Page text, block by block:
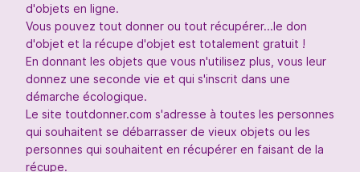
d'objets en ligne.
Vous pouvez tout donner ou tout récupérer...le don
d'objet et la récupe d'objet est totalement gratuit !
En donnant les objets que vous n'utilisez plus, vous leur
donnez une seconde vie et qui s'inscrit dans une
démarche écologique.
Le site toutdonner.com s'adresse à toutes les personnes
qui souhaitent se débarrasser de vieux objets ou les
personnes qui souhaitent en récupérer en faisant de la
récupe.